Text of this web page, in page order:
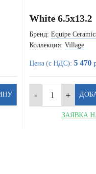
White 6.5x13.2
Бренд: Equipe
Коллекция: Village
Цена (с НДС): 5 470
ЗАЯВКА